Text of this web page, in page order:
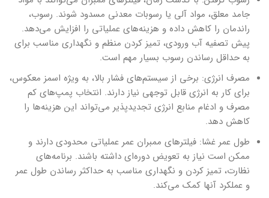
جامد معلق، مواد آلی یا رسوبات معدنی مسدود شوند. رسوب،
راندمان را کاهش داده و هزینه‌های عملیاتی را افزایش می‌دهد.
پیش تصفیه آب ورودی، تمیز کردن منظم و نگهداری مناسب برای
به حداقل رساندن رسوب بسیار مهم است.
مصرف انرژی: برخی از سیستم‌های فشار بالا، به ویژه اسمز معکوس،
برای کار به انرژی قابل توجهی نیاز دارند. انتخاب پمپ‌های کم
مصرف و ادغام منابع انرژی تجدیدپذیر می‌تواند این هزینه‌ها را
کاهش دهد.
طول عمر غشا: فیلترهای ممبران عمر عملیاتی محدودی دارند و
ممکن است نیاز به تعویض دوره‌ای داشته باشند. برنامه‌های
نظارت، تمیز کردن و نگهداری مناسب به حداکثر رساندن طول عمر
و عملکرد آنها کمک می‌کند.